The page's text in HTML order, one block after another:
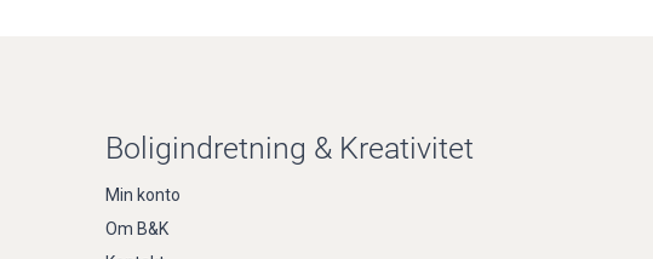
Boligindretning & Kreativitet
Min konto
Om B&K